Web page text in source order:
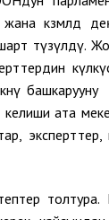
түзүлдү.
ата